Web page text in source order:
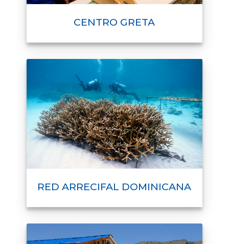
CENTRO GRETA
RED ARRECIFAL DOMINICANA